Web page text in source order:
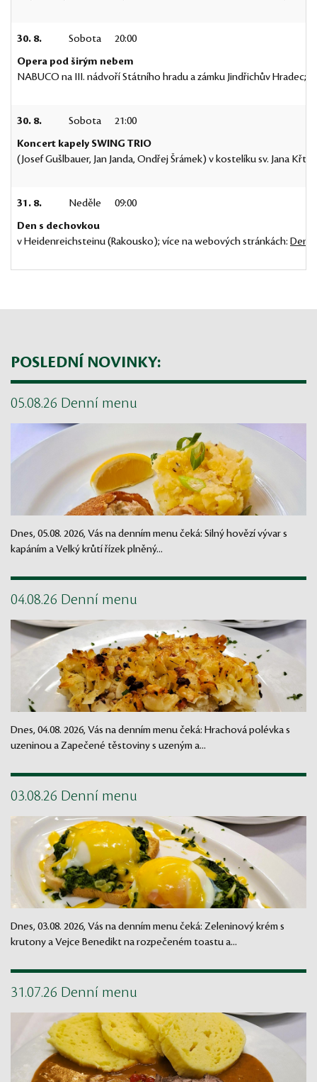
30. 8. Sobota
20:00
Opera pod širým nebem
NABUCO na III. nádvoří Státního hradu a zámku Jindřichův Hradec;
30. 8. Sobota
21:00
Koncert kapely SWING TRIO
(Josef Gušlbauer, Jan Janda, Ondřej Šrámek) v kostelíku sv. Jana
31. 8. Neděle
09:00
Den s dechovkou
v Heidenreichsteinu (Rakousko); více na webových stránkách: Den
POSLEDNÍ NOVINKY:
05.08.26 Denní menu
Dnes, 05.08. 2026, Vás na denním menu čeká: Silný hovězí vývar s
kapáním a Velký krůtí řízek plněný...
04.08.26 Denní menu
Dnes, 04.08. 2026, Vás na denním menu čeká: Hrachová polévka s
uzeninou a Zapečené těstoviny s uzeným a...
03.08.26 Denní menu
Dnes, 03.08. 2026, Vás na denním menu čeká: Zeleninový krém s
krutony a Vejce Benedikt na rozpečeném toastu a...
31.07.26 Denní menu